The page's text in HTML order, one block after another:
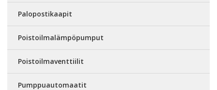
Palopostikaapit
Poistoilmalämpöpumput
Poistoilmaventtiilit
Pumppuautomaatit